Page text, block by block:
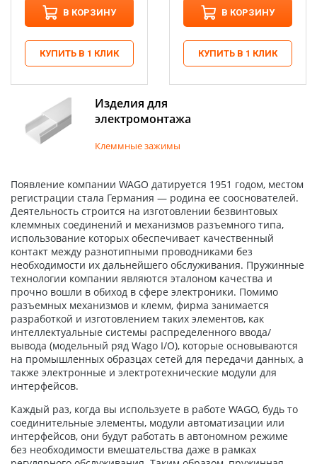
В КОРЗИНУ
КУПИТЬ В 1 КЛИК
В КОРЗИНУ
КУПИТЬ В 1 КЛИК
Изделия для
электромонтажа
Клеммные зажимы
Появление компании WAGO датируется 1951 годом, местом
регистрации стала Германия — родина ее сооснователей.
Деятельность строится на изготовлении безвинтовых
клеммных соединений и механизмов разъемного типа,
использование которых обеспечивает качественный
контакт между разнотипными проводниками без
необходимости их дальнейшего обслуживания. Пружинные
технологии компании являются эталоном качества и
прочно вошли в обиход в сфере электроники. Помимо
разъемных механизмов и клемм, фирма занимается
разработкой и изготовлением таких элементов, как
интеллектуальные системы распределенного ввода/
вывода (модельный ряд Wago I/O), которые основываются
на промышленных образцах сетей для передачи данных, а
также электронные и электротехнические модули для
интерфейсов.
Каждый раз, когда вы используете в работе WAGO, будь то
соединительные элементы, модули автоматизации или
интерфейсов, они будут работать в автономном режиме
без необходимости вмешательства даже в рамках